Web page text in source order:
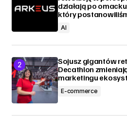
działają po
który
AI
Sojusz gigantów
Decathlon
marketingu
E-commerce